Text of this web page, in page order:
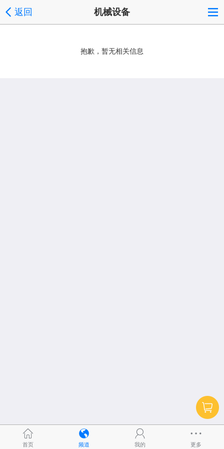
返回 机械设备
抱歉，暂无相关信息
首页 频道 我的 更多